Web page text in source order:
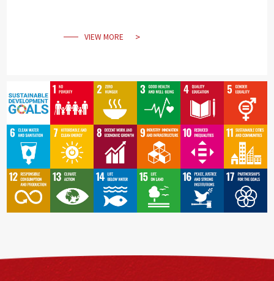
VIEW MORE